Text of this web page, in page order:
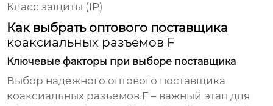
Класс защиты (IP)
Как выбрать оптового поставщика
коаксиальных разъемов F
Ключевые факторы при выборе поставщика
Выбор надежного оптового поставщика
коаксиальных разъемов F – важный этап для